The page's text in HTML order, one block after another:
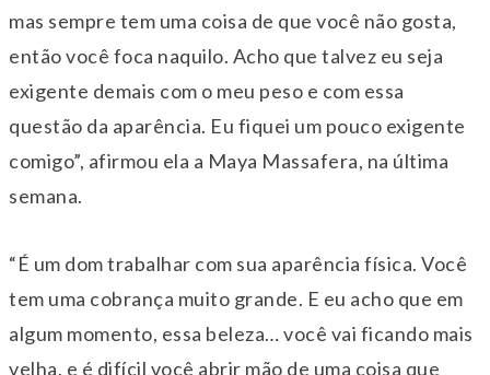
mas sempre tem uma coisa de que você não gosta,
então você foca naquilo. Acho que talvez eu seja
exigente demais com o meu peso e com essa
questão da aparência. Eu fiquei um pouco exigente
comigo”, afirmou ela a Maya Massafera, na última
semana.
“É um dom trabalhar com sua aparência física. Você
tem uma cobrança muito grande. E eu acho que em
algum momento, essa beleza… você vai ficando mais
velha, e é difícil você abrir mão de uma coisa que